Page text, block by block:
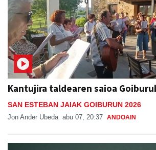
Kantujira taldearen saioa
SAN ESTEBAN JAIAK GOIBURUN 2026
Jon Ander Ubeda abu 07, 20:37 ANDOAIN